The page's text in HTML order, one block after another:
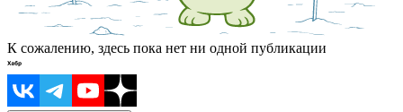
К сожалению, здесь пока нет ни одной публикации